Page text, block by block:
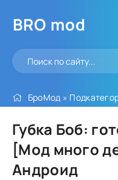
BRO mod
БроМод »
Губка Боб:
[Мод много
Андроид